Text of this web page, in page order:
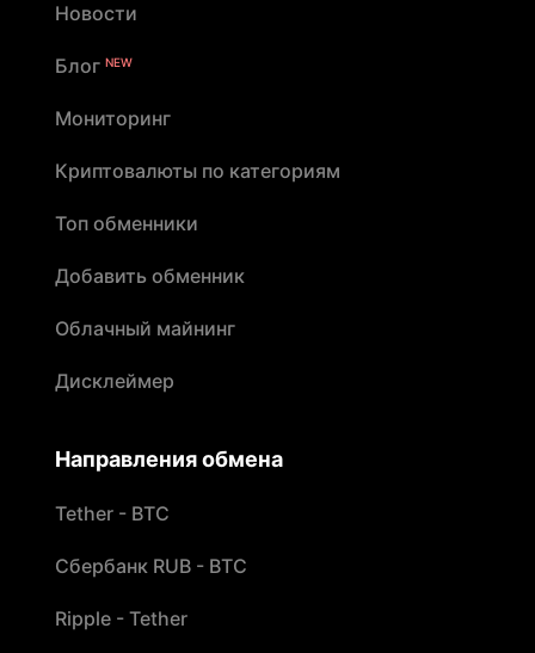
Новости
Блог NEW
Мониторинг
Криптовалюты по категориям
Топ обменники
Добавить обменник
Облачный майнинг
Дисклеймер
Направления обмена
Tether - BTC
Сбербанк RUB - BTC
Ripple - Tether